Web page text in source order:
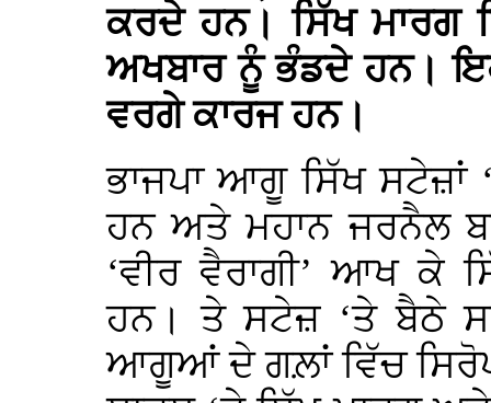
ਕਰਦੇ ਹਨ। ਸਿੱਖ
ਅਖਬਾਰ ਨੂੰ ਭੰਡਦੇ ਹਨ।
ਵਰਗੇ ਕਾਰਜ ਹਨ।
ਭਾਜਪਾ ਆਗੂ ਸਿੱਖ ਸਟੇਜ਼ਾਂ
ਹਨ ਅਤੇ ਮਹਾਨ ਜਰਨੈਲ
‘ਵੀਰ ਵੈਰਾਗੀ’ ਆਖ ਕੇ
ਹਨ। ਤੇ ਸਟੇਜ਼ ‘ਤੇ ਬੈਠੇ
ਆਗੂਆਂ ਦੇ ਗਲ਼ਾਂ ਵਿੱਚ